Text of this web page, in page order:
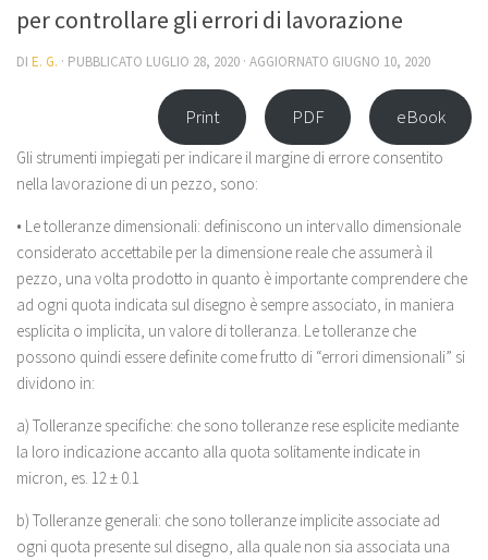
per controllare gli errori di lavorazione
DI E. G. · PUBBLICATO LUGLIO 28, 2020 · AGGIORNATO GIUGNO 10, 2020
Print PDF eBook
Gli strumenti impiegati per indicare il margine di errore consentito
nella lavorazione di un pezzo, sono:
• Le tolleranze dimensionali: definiscono un intervallo dimensionale
considerato accettabile per la dimensione reale che assumerà il
pezzo, una volta prodotto in quanto è importante comprendere che
ad ogni quota indicata sul disegno è sempre associato, in maniera
esplicita o implicita, un valore di tolleranza. Le tolleranze che
possono quindi essere definite come frutto di “errori dimensionali” si
dividono in:
a) Tolleranze specifiche: che sono tolleranze rese esplicite mediante
la loro indicazione accanto alla quota solitamente indicate in
micron, es. 12 ± 0.1
b) Tolleranze generali: che sono tolleranze implicite associate ad
ogni quota presente sul disegno, alla quale non sia associata una